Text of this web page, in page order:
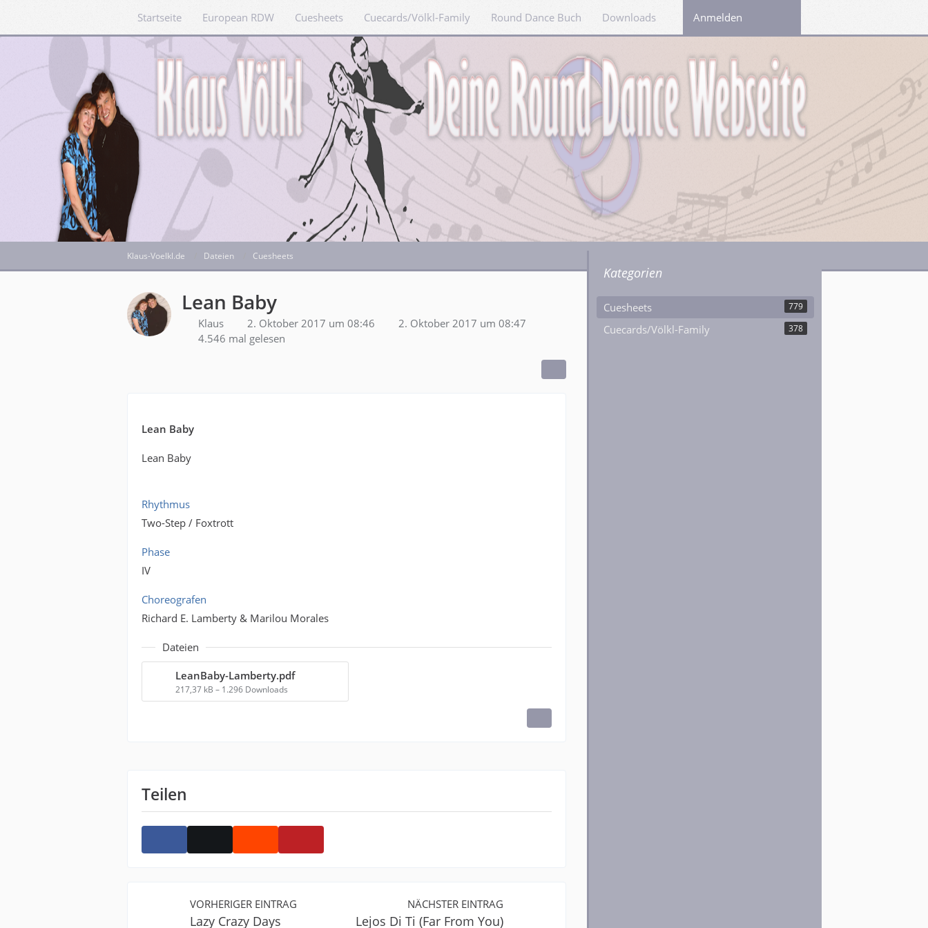
Startseite European RDW Cuesheets Cuecards/Völkl-Family Round Dance Buch Downloads LinksAnmelden
Klaus-Voelkl.de Dateien Cuesheets
Lean Baby
Klaus 2. Oktober 2017 um 08:46
2. Oktober 2017 um 08:47
4.546 mal gelesen
Lean Baby
Lean Baby
Rhythmus
Two-Step / Foxtrott
Phase
IV
Choreografen
Richard E. Lamberty & Marilou Morales
Dateien
LeanBaby-Lamberty.pdf
217,37 kB – 1.296 Downloads
Teilen
VORHERIGER EINTRAG
Lazy Crazy Days
NÄCHSTER EINTRAG
Lejos Di Ti (Far From You)
Kategorien
Cuesheets 779
Cuecards/Völkl-Family 378